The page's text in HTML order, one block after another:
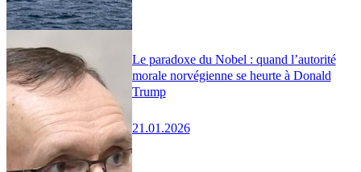
Le paradoxe du Nobel : quand l’autorité
morale norvégienne se heurte à Donald
Trump
21.01.2026